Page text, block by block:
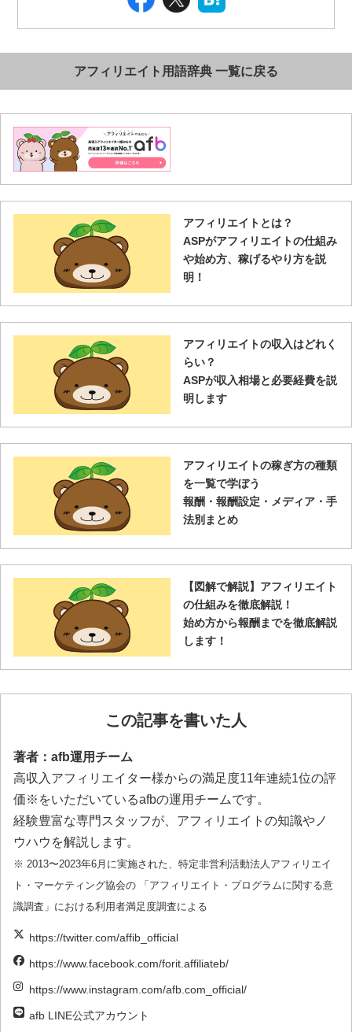
アフィリエイト用語辞典 一覧に戻る
アフィリエイトとは？
ASPがアフィリエイトの仕組み
や始め方、稼げるやり方を説
明！
アフィリエイトの収入はどれく
らい？
ASPが収入相場と必要経費を説
明します
アフィリエイトの稼ぎ方の種類
を一覧で学ぼう
報酬・報酬設定・メディア・手
法別まとめ
【図解で解説】アフィリエイト
の仕組みを徹底解説！
始め方から報酬までを徹底解説
します！
この記事を書いた人
著者：afb運用チーム
高収入アフィリエイター様からの満足度11年連続1位の評
価※をいただいているafbの運用チームです。
経験豊富な専門スタッフが、アフィリエイトの知識やノ
ウハウを解説します。
※ 2013〜2023年6月に実施された、特定非営利活動法人アフィリエイ
ト・マーケティング協会の 「アフィリエイト・プログラムに関する意
識調査」における利用者満足度調査による
https://twitter.com/affib_official
https://www.facebook.com/forit.affiliateb/
https://www.instagram.com/afb.com_official/
afb LINE公式アカウント